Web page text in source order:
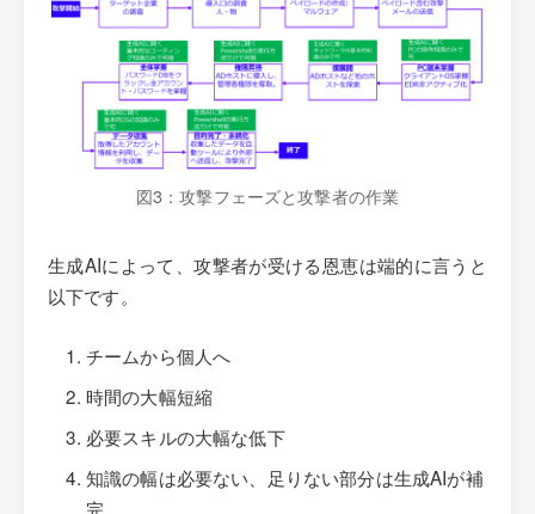
図3：攻撃フェーズと攻撃者の作業
生成AIによって、攻撃者が受ける恩恵は端的に言うと
以下です。
チームから個人へ
時間の大幅短縮
必要スキルの大幅な低下
知識の幅は必要ない、足りない部分は生成AIが補
完